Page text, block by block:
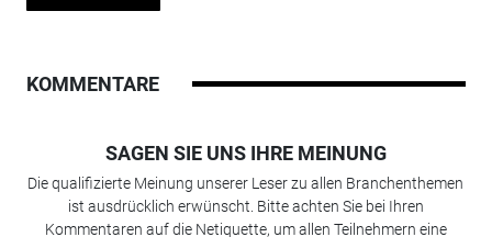
KOMMENTARE
SAGEN SIE UNS IHRE MEINUNG
Die qualifizierte Meinung unserer Leser zu allen Branchenthemen
ist ausdrücklich erwünscht. Bitte achten Sie bei Ihren
Kommentaren auf die Netiquette, um allen Teilnehmern eine